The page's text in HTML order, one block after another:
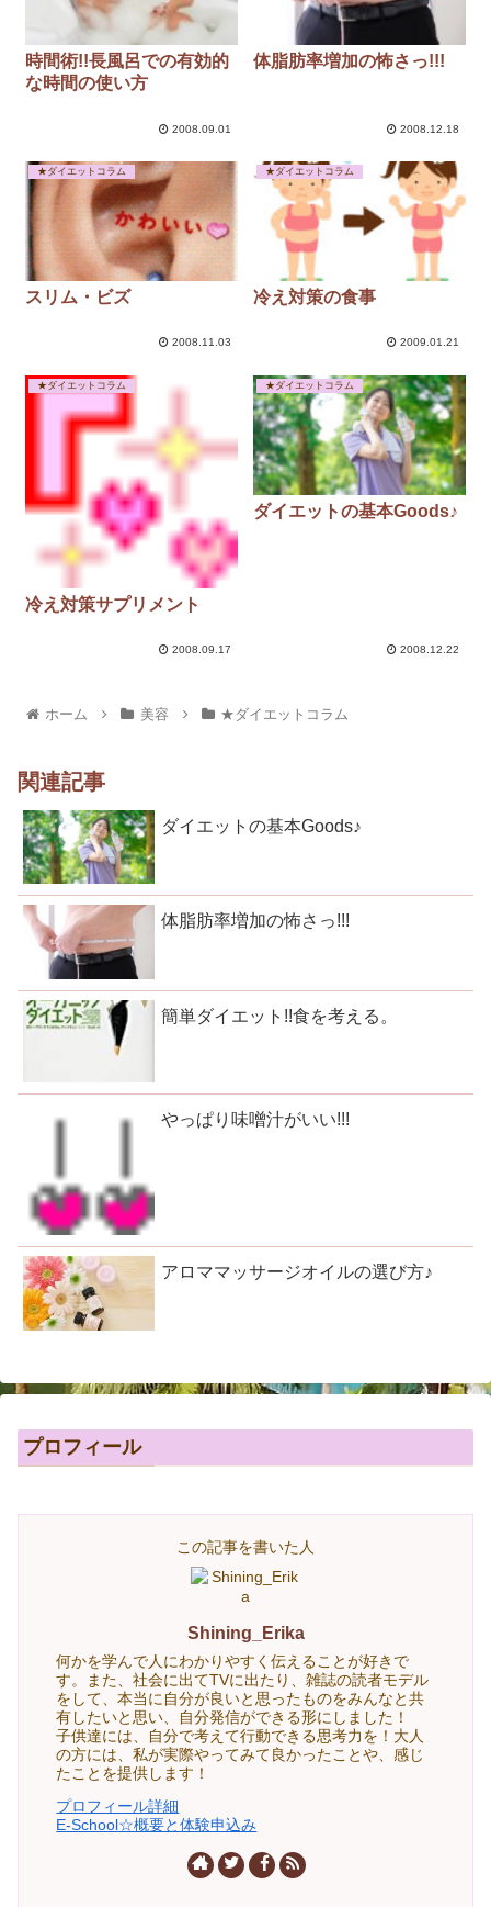
時間術!!長風呂での有効的
な時間の使い方
2008.09.01
体脂肪率増加の怖さっ!!!
2008.12.18
★ダイエットコラム
スリム・ビズ
2008.11.03
★ダイエットコラム
冷え対策の食事
2009.01.21
★ダイエットコラム
冷え対策サプリメント
2008.09.17
★ダイエットコラム
ダイエットの基本Goods♪
2008.12.22
ホーム 美容 ★ダイエットコラム
関連記事
ダイエットの基本Goods♪
体脂肪率増加の怖さっ!!!
簡単ダイエット!!食を考える。
やっぱり味噌汁がいい!!!
アロママッサージオイルの選び方♪
プロフィール
この記事を書いた人
Shining_Erika
何かを学んで人にわかりやすく伝えることが好きで
す。また、社会に出てTVに出たり、雑誌の読者モデル
をして、本当に自分が良いと思ったものをみんなと共
有したいと思い、自分発信ができる形にしました！
子供達には、自分で考えて行動できる思考力を！大人
の方には、私が実際やってみて良かったことや、感じ
たことを提供します！
プロフィール詳細
E-School☆概要と体験申込み